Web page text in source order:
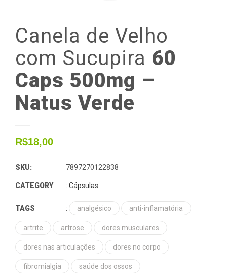
Canela de Velho
com Sucupira 60
Caps 500mg –
Natus Verde
R$18,00
SKU: 7897270122838
CATEGORY : Cápsulas
TAGS : analgésico anti-inflamatória
artrite artrose dores musculares
dores nas articulações dores no corpo
fibromialgia saúde dos ossos